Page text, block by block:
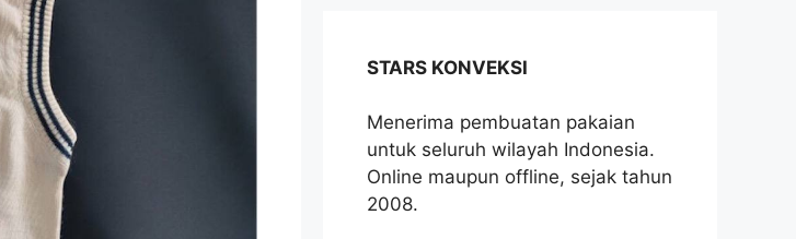
STARS KONVEKSI
Menerima pembuatan pakaian
untuk seluruh wilayah Indonesia.
Online maupun offline, sejak tahun
2008.